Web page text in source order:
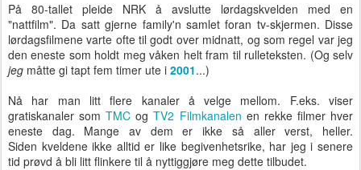
På 80-tallet pleide NRK å avslutte lørdagskvelden med en
"nattfilm". Da satt gjerne family'n samlet foran tv-skjermen. Disse
lørdagsfilmene varte ofte til godt over midnatt, og som regel var jeg
den eneste som holdt meg våken helt fram til rulleteksten. (Og selv
jeg måtte gi tapt fem timer ute i 2001...)
Nå har man litt flere kanaler å velge mellom. F.eks. viser
gratiskanaler somTMC ogTV2 Filmkanalen en rekke filmer hver
eneste dag. Mange av dem er ikke så aller verst, heller.
Siden kveldene ikke alltid er like begivenhetsrike, har jeg i senere
tid prøvd å bli litt flinkere til å nyttiggjøre meg dette tilbudet.